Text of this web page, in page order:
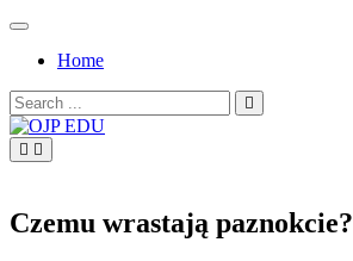
Skip
contentHome
Search
for:
Czemu wrastają paznokcie?